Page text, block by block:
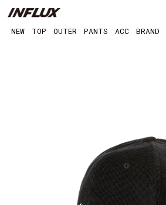
NEW TOP OUTER PANTS ACC BRAND